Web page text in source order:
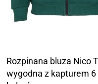
Rozpinana bluza Nico
wygodna z kapturem 6